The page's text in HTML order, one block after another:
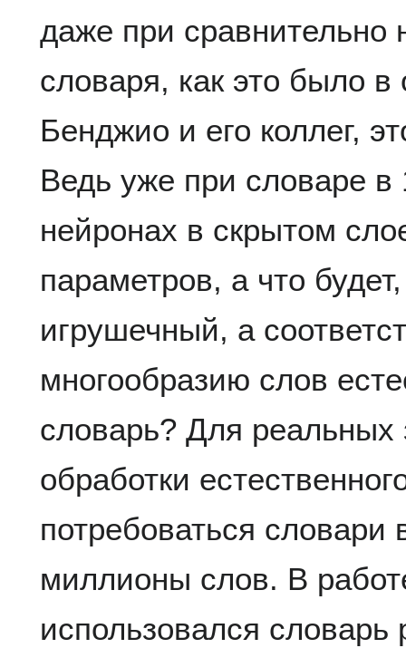
даже при
словаря, как это было в
Бенджио и его коллег,
Ведь уже при словаре в
нейронах в скрытом
параметров, а что
игрушечный, а
многообразию слов
словарь? Для реальных
обработки
потребоваться
миллионы слов. В
использовался